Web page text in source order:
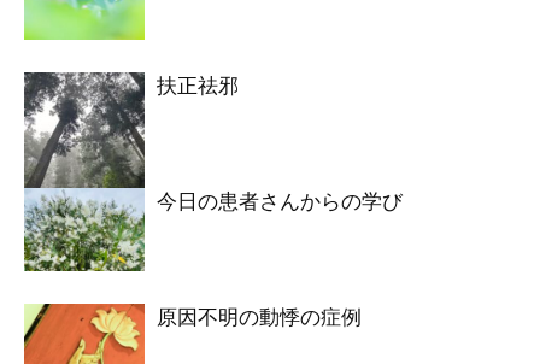
扶正祛邪
今日の患者さんからの学び
原因不明の動悸の症例